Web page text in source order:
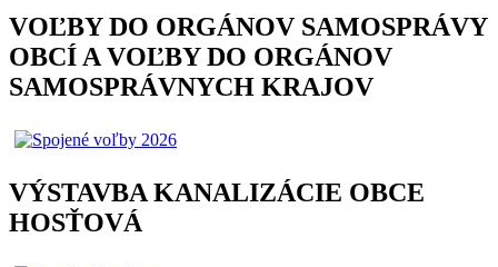
VOĽBY DO ORGÁNOV SAMOSPRÁVY
OBCÍ A VOĽBY DO ORGÁNOV
SAMOSPRÁVNYCH KRAJOV
VÝSTAVBA KANALIZÁCIE OBCE
HOSŤOVÁ